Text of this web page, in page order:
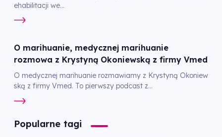
ehabilitacji we...
O marihuanie, medycznej marihuanie
rozmowa z Krystyną Okoniewską z firmy Vmed
O medycznej marihuanie rozmawiamy z Krystyną Okoniew
ską z firmy Vmed. To pierwszy podcast z...
Popularne tagi